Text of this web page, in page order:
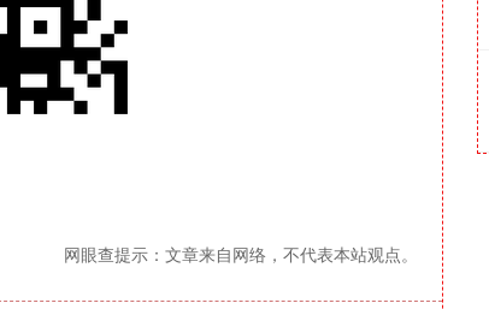
网眼查提示：文章来自网络，不代表本站观点。